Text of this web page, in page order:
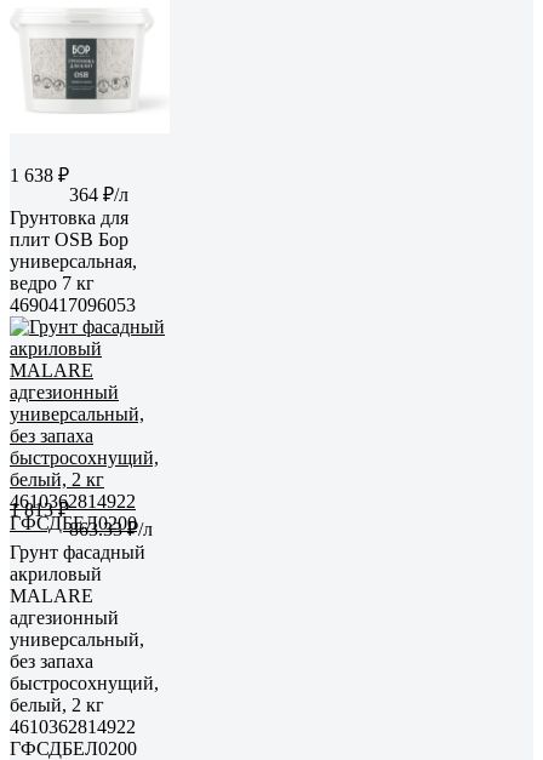
1 638 ₽
364 ₽/л
Грунтовка для
плит OSB Бор
универсальная,
ведро 7 кг
4690417096053
1 813 ₽
863.33 ₽/л
Грунт фасадный
акриловый
MALARE
адгезионный
универсальный,
без запаха
быстросохнущий,
белый, 2 кг
4610362814922
ГФСДБЕЛ0200